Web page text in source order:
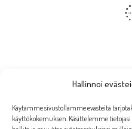
Hallinnoi
Käytämme sivustollamme evästeitä
käyttökokemuksen. Käsittelemme